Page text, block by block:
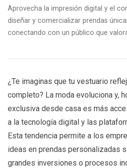
Aprovecha la impresión digital y el
diseñar y comercializar prendas
conectando con un público que
¿Te imaginas que tu vestuario
completo? La moda evoluciona y,
exclusiva desde casa es más
a la tecnología digital y las
Esta tendencia permite a los
ideas en prendas personalizadas
grandes inversiones o procesos